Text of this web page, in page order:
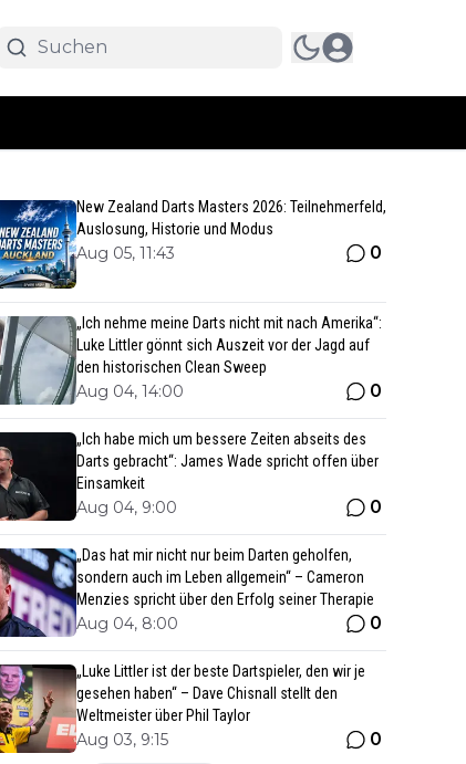
New Zealand Darts Masters 2026: Teilnehmerfeld,
Auslosung, Historie und Modus
Aug 05, 11:43 0
„Ich nehme meine Darts nicht mit nach Amerika“:
Luke Littler gönnt sich Auszeit vor der Jagd auf
den historischen Clean Sweep
Aug 04, 14:00 0
„Ich habe mich um bessere Zeiten abseits des
Darts gebracht“: James Wade spricht offen über
Einsamkeit
Aug 04, 9:00 0
„Das hat mir nicht nur beim Darten geholfen,
sondern auch im Leben allgemein“ – Cameron
Menzies spricht über den Erfolg seiner Therapie
Aug 04, 8:00 0
„Luke Littler ist der beste Dartspieler, den wir je
gesehen haben“ – Dave Chisnall stellt den
Weltmeister über Phil Taylor
Aug 03, 9:15 0